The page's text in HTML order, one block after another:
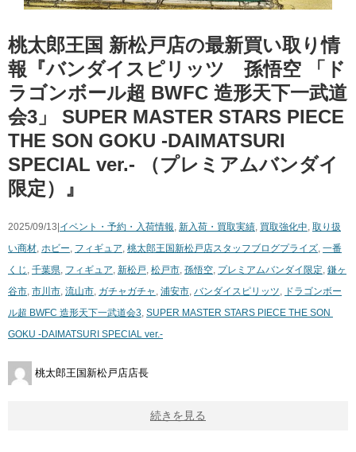
桃太郎王国 新松戸店の最新買い取り情
報『​バンダイスピリッツ 孫悟空 ​「ド
ラゴンボール超 ​BWFC ​造形天下一武道
会3」 ​SUPER ​MASTER ​STARS ​PIECE
​THE ​SON ​GOKU ​-DAIMATSURI ​
SPECIAL ​ver.- ​（プレミアムバンダイ
限定）』
2025/09/13|イベント・予約・入荷情報, 新入荷・買取実績, 買取強化中, 取り扱
い商材, ホビー, フィギュア, 桃太郎王国新松戸店スタッフブログプライズ, 一番
くじ , 千葉県, フィギュア, 新松戸, 松戸市, 孫悟空, プレミアムバンダイ限定, 鎌ヶ
谷市, 市川市, 流山市, ガチャガチャ , 浦安市, ​バンダイスピリッツ, ドラゴンボー
ル超 ​BWFC ​造形天下一武道会3, SUPER ​MASTER ​STARS ​PIECE ​THE ​SON ​
GOKU ​-DAIMATSURI ​SPECIAL ​ver.-
桃太郎王国新松戸店店長
続きを見る